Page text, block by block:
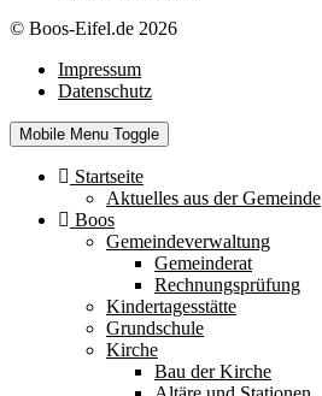
© Boos-Eifel.de 2026
Impressum
Datenschutz
Mobile Menu Toggle
Startseite
Aktuelles aus der Gemeinde
Boos
Gemeindeverwaltung
Gemeinderat
Rechnungsprüfung
Kindertagesstätte
Grundschule
Kirche
Bau der Kirche